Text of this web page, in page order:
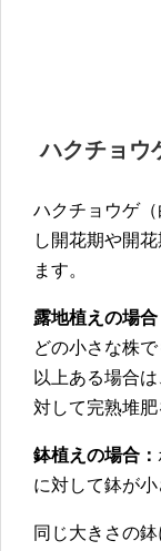
ハクチョウ
ハクチョウゲ
し開花期や開
ます。
露地植えの場合
どの小さな株
以上ある場合
対して完熟堆
鉢植えの場合：
に対して鉢が
同じ大きさの